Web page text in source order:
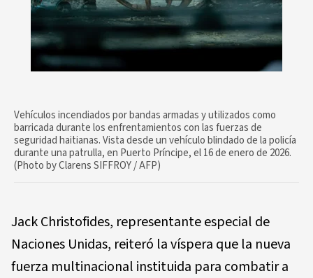
Vehículos incendiados por bandas armadas y utilizados como
barricada durante los enfrentamientos con las fuerzas de
seguridad haitianas. Vista desde un vehículo blindado de la policía
durante una patrulla, en Puerto Príncipe, el 16 de enero de 2026.
(Photo by Clarens SIFFROY / AFP)
Jack Christofides, representante especial de
Naciones Unidas, reiteró la víspera que la nueva
fuerza multinacional instituida para combatir a